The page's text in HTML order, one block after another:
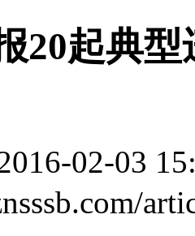
20起典
02-03